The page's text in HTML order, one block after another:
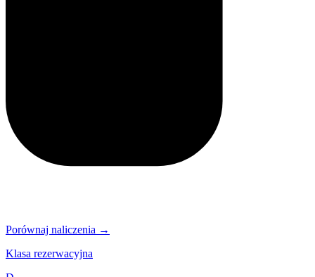
Porównaj naliczenia →
Klasa rezerwacyjna